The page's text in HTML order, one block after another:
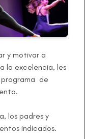
y motivar a
la excelencia, les
programa de
los padres y
indicados.